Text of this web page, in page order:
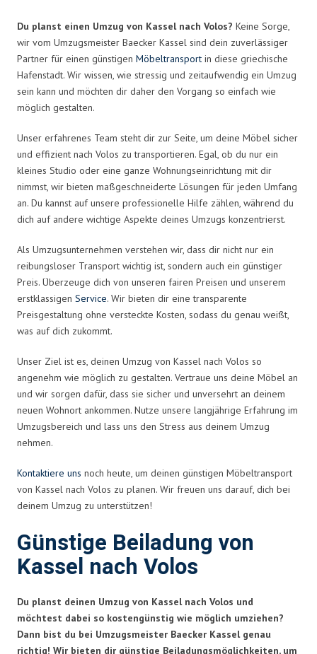
Du planst einen Umzug von Kassel nach Volos? Keine Sorge,
wir vom Umzugsmeister Baecker Kassel sind dein zuverlässiger
Partner für einen günstigen Möbeltransport in diese griechische
Hafenstadt. Wir wissen, wie stressig und zeitaufwendig ein Umzug
sein kann und möchten dir daher den Vorgang so einfach wie
möglich gestalten.
Unser erfahrenes Team steht dir zur Seite, um deine Möbel sicher
und effizient nach Volos zu transportieren. Egal, ob du nur ein
kleines Studio oder eine ganze Wohnungseinrichtung mit dir
nimmst, wir bieten maßgeschneiderte Lösungen für jeden Umfang
an. Du kannst auf unsere professionelle Hilfe zählen, während du
dich auf andere wichtige Aspekte deines Umzugs konzentrierst.
Als Umzugsunternehmen verstehen wir, dass dir nicht nur ein
reibungsloser Transport wichtig ist, sondern auch ein günstiger
Preis. Überzeuge dich von unseren fairen Preisen und unserem
erstklassigen Service. Wir bieten dir eine transparente
Preisgestaltung ohne versteckte Kosten, sodass du genau weißt,
was auf dich zukommt.
Unser Ziel ist es, deinen Umzug von Kassel nach Volos so
angenehm wie möglich zu gestalten. Vertraue uns deine Möbel an
und wir sorgen dafür, dass sie sicher und unversehrt an deinem
neuen Wohnort ankommen. Nutze unsere langjährige Erfahrung im
Umzugsbereich und lass uns den Stress aus deinem Umzug
nehmen.
Kontaktiere uns noch heute, um deinen günstigen Möbeltransport
von Kassel nach Volos zu planen. Wir freuen uns darauf, dich bei
deinem Umzug zu unterstützen!
Günstige Beiladung von
Kassel nach Volos
Du planst deinen Umzug von Kassel nach Volos und
möchtest dabei so kostengünstig wie möglich umziehen?
Dann bist du bei Umzugsmeister Baecker Kassel genau
richtig! Wir bieten dir günstige Beiladungsmöglichkeiten, um